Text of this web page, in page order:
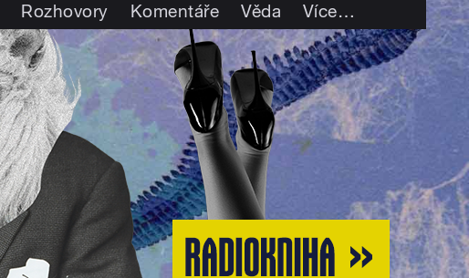
Rozhovory Komentáře Věda Více…